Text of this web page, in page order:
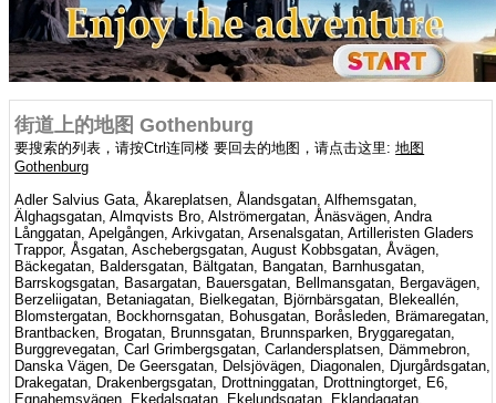
街道上的地图 Gothenburg
要搜索的列表，请按Ctrl连同楼 要回去的地图，请点击这里:地图
Gothenburg
Adler Salvius Gata, Åkareplatsen, Ålandsgatan, Alfhemsgatan,
Älghagsgatan, Almqvists Bro, Alströmergatan, Ånäsvägen, Andra
Långgatan, Apelgången, Arkivgatan, Arsenalsgatan, Artilleristen Gladers
Trappor, Åsgatan, Aschebergsgatan, August Kobbsgatan, Åvägen,
Bäckegatan, Baldersgatan, Bältgatan, Bangatan, Barnhusgatan,
Barrskogsgatan, Basargatan, Bauersgatan, Bellmansgatan, Bergavägen,
Berzeliigatan, Betaniagatan, Bielkegatan, Björnbärsgatan, Blekeallén,
Blomstergatan, Bockhornsgatan, Bohusgatan, Boråsleden, Brämaregatan,
Brantbacken, Brogatan, Brunnsgatan, Brunnsparken, Bryggaregatan,
Burggrevegatan, Carl Grimbergsgatan, Carlandersplatsen, Dämmebron,
Danska Vägen, De Geersgatan, Delsjövägen, Diagonalen, Djurgårdsgatan,
Drakegatan, Drakenbergsgatan, Drottninggatan, Drottningtorget, E6,
Egnahemsvägen, Ekedalsgatan, Ekelundsgatan, Eklandagatan,